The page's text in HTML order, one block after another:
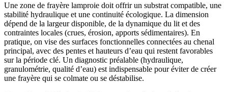
Une zone de frayère lamproie doit offrir un substrat compatible, une
stabilité hydraulique et une continuité écologique. La dimension
dépend de la largeur disponible, de la dynamique du lit et des
contraintes locales (crues, érosion, apports sédimentaires). En
pratique, on vise des surfaces fonctionnelles connectées au chenal
principal, avec des pentes et hauteurs d’eau qui restent favorables
sur la période clé. Un diagnostic préalable (hydraulique,
granulométrie, qualité d’eau) est indispensable pour éviter de créer
une frayère qui se colmate ou se déstabilise.